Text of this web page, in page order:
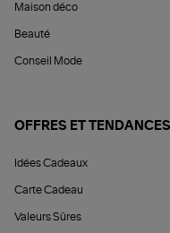
Maison déco
Beauté
Conseil Mode
OFFRES ET TENDANCES
Idées Cadeaux
Carte Cadeau
Valeurs Sûres